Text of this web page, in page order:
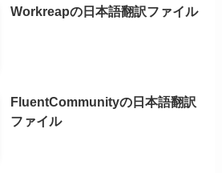
Workreapの日本語翻訳ファイル
FluentCommunityの日本語翻訳
ファイル